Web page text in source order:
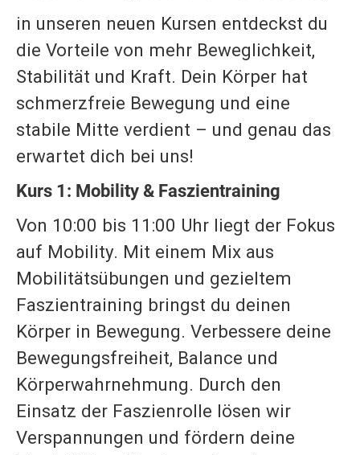
in unseren neuen Kursen entdeckst du
die Vorteile von mehr Beweglichkeit,
Stabilität und Kraft. Dein Körper hat
schmerzfreie Bewegung und eine
stabile Mitte verdient – und genau das
erwartet dich bei uns!
Kurs 1: Mobility & Faszientraining
Von 10:00 bis 11:00 Uhr liegt der Fokus
auf Mobility. Mit einem Mix aus
Mobilitätsübungen und gezieltem
Faszientraining bringst du deinen
Körper in Bewegung. Verbessere deine
Bewegungsfreiheit, Balance und
Körperwahrnehmung. Durch den
Einsatz der Faszienrolle lösen wir
Verspannungen und fördern deine